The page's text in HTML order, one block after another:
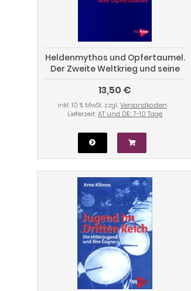
Heldenmythos und Opfertaumel.
Der Zweite Weltkrieg und seine
Folgen im deutschen
Geschichtsdiskurs
13,50 €
inkl. 10 % MwSt. zzgl.Versandkosten
Lieferzeit:AT und DE: 7-10 Tage